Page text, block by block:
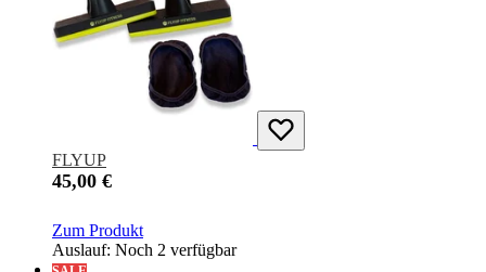
FLYUP
45,00 €
Zum Produkt
Auslauf: Noch 2 verfügbar